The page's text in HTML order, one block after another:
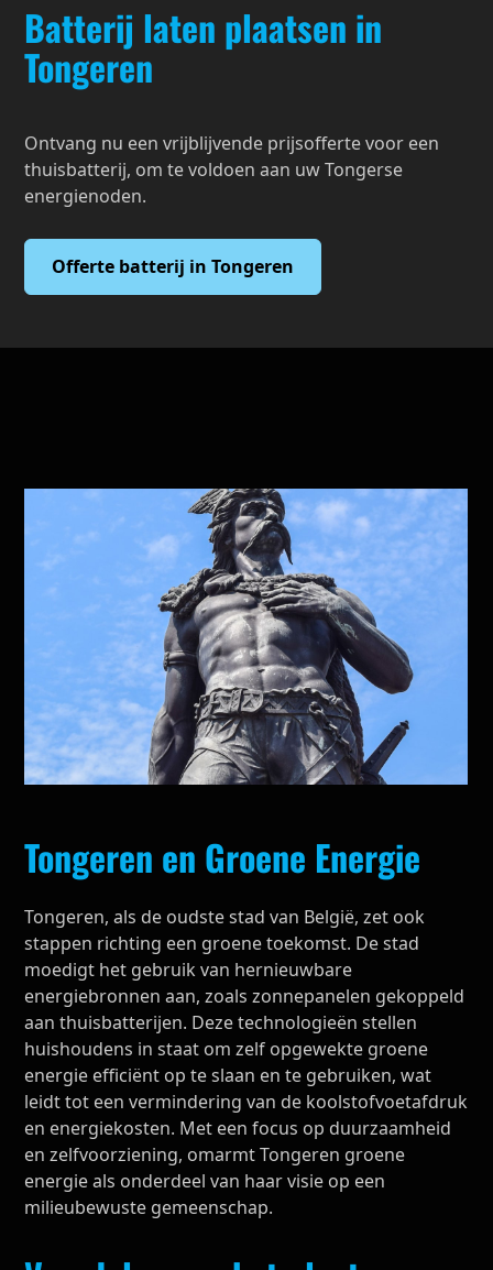
Batterij laten plaatsen in
Tongeren
Ontvang nu een vrijblijvende prijsofferte voor een
thuisbatterij, om te voldoen aan uw Tongerse
energienoden.
Offerte batterij in Tongeren
Tongeren en Groene Energie
Tongeren, als de oudste stad van België, zet ook
stappen richting een groene toekomst. De stad
moedigt het gebruik van hernieuwbare
energiebronnen aan, zoals zonnepanelen gekoppeld
aan thuisbatterijen. Deze technologieën stellen
huishoudens in staat om zelf opgewekte groene
energie efficiënt op te slaan en te gebruiken, wat
leidt tot een vermindering van de koolstofvoetafdruk
en energiekosten. Met een focus op duurzaamheid
en zelfvoorziening, omarmt Tongeren groene
energie als onderdeel van haar visie op een
milieubewuste gemeenschap.